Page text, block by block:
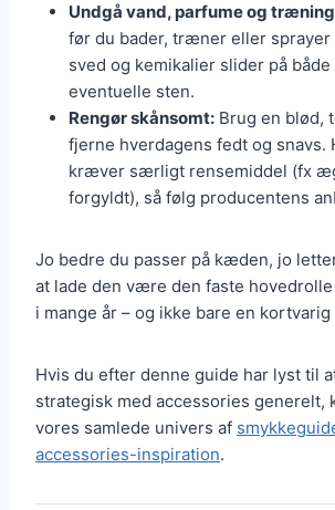
Undgå vand, parfume og
før du bader, træner eller sprayer
sved og kemikalier slider på både
eventuelle sten.
Rengør skånsomt: Brug en blød,
fjerne hverdagens fedt og snavs.
kræver særligt rensemiddel (fx
forgyldt), så følg producentens
Jo bedre du passer på kæden, jo
at lade den være den faste
i mange år – og ikke bare en
Hvis du efter denne guide har lyst til
strategisk med accessories generelt,
vores samlede univers af
accessories-inspiration.